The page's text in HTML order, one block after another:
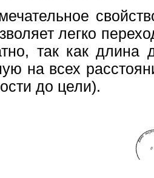
легко
так как длина
на всех
до цели).